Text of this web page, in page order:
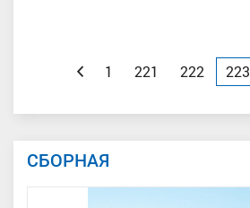
Назад
1 221 222 223
СБОРНАЯ